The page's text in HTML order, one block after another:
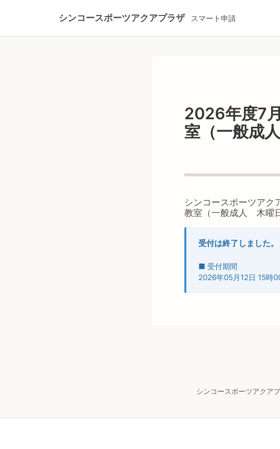
シンコースポーツアクアプラザ スマート申請
2026年度7
室（一般成
シンコースポーツアク
教室（一般成人 木曜
受付は終了しました。
■ 受付期間
2026年05月12日 15時
シンコースポーツアクア